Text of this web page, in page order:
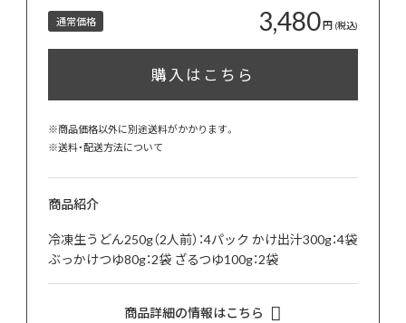
通常価格 3,480円 (税込)
購入はこちら
※商品価格以外に別途送料がかかります。
※送料・配送方法について
商品紹介
冷凍生うどん250g（2人前）：4パック かけ出汁300g：4袋
ぶっかけつゆ80g：2袋 ざるつゆ100g：2袋
商品詳細の情報はこちら